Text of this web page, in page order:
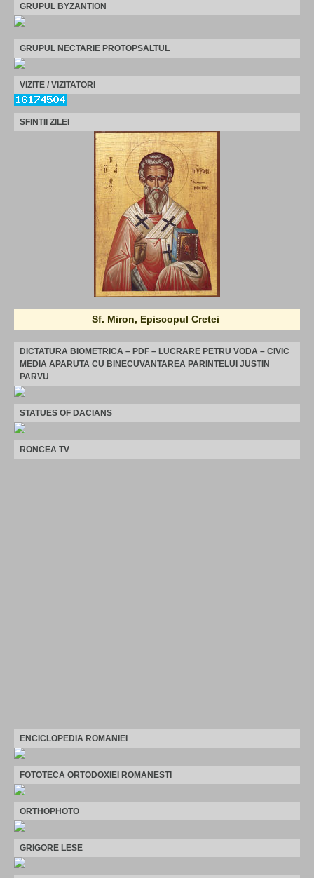
GRUPUL BYZANTION
GRUPUL NECTARIE PROTOPSALTUL
VIZITE / VIZITATORI
SFINTII ZILEI
Sf. Miron, Episcopul Cretei
DICTATURA BIOMETRICA – PDF – LUCRARE PETRU VODA – CIVIC
MEDIA APARUTA CU BINECUVANTAREA PARINTELUI JUSTIN
PARVU
STATUES OF DACIANS
RONCEA TV
ENCICLOPEDIA ROMANIEI
FOTOTECA ORTODOXIEI ROMANESTI
ORTHOPHOTO
GRIGORE LESE